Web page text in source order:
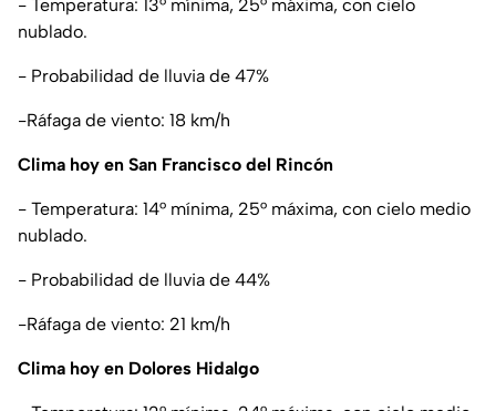
- Temperatura: 13° mínima, 25° máxima, con cielo
nublado.
- Probabilidad de lluvia de 47%
-Ráfaga de viento: 18 km/h
Clima hoy en San Francisco del Rincón
- Temperatura: 14° mínima, 25° máxima, con cielo medio
nublado.
- Probabilidad de lluvia de 44%
-Ráfaga de viento: 21 km/h
Clima hoy en Dolores Hidalgo